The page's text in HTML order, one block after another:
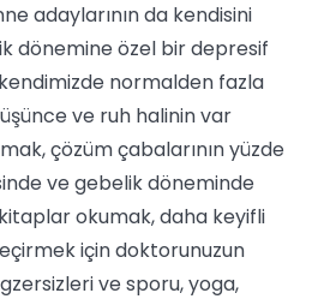
adaylarının da kendisini
dönemine özel bir depresif
normalden fazla
ve ruh halinin var
çözüm çabalarının yüzde
ve gebelik döneminde
okumak, daha keyifli
için doktorunuzun
ve sporu, yoga,